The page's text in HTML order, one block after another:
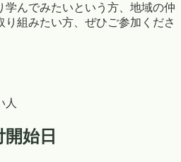
学んでみたいという方、地域の仲
り組みたい方、ぜひご参加くださ
人
始日